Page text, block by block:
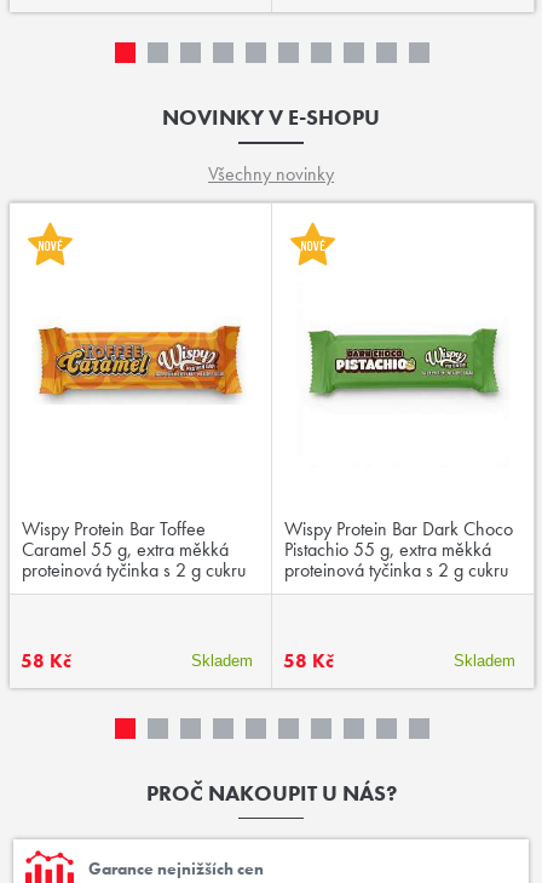
NOVINKY V E-SHOPU
Všechny novinky
Wispy Protein Bar Toffee
Caramel 55 g, extra měkká
proteinová tyčinka s 2 g cukru
58 Kč Skladem
Wispy Protein Bar Dark Choco
Pistachio 55 g, extra měkká
proteinová tyčinka s 2 g cukru
58 Kč Skladem
PROČ NAKOUPIT U NÁS?
Garance nejnižších cen